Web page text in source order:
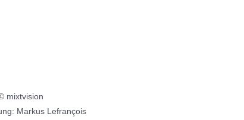
mixtvision
Markus Lefrançois